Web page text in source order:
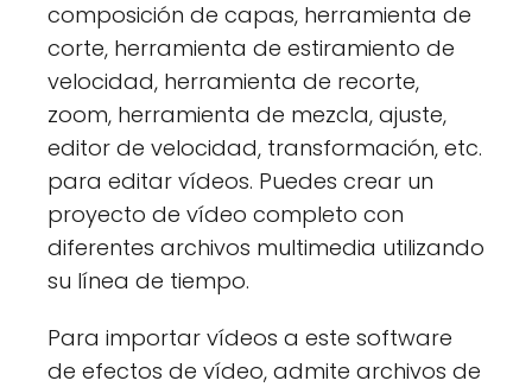
composición de capas, herramienta de
corte, herramienta de estiramiento de
velocidad, herramienta de recorte,
zoom, herramienta de mezcla, ajuste,
editor de velocidad, transformación, etc.
para editar vídeos. Puedes crear un
proyecto de vídeo completo con
diferentes archivos multimedia utilizando
su línea de tiempo.
Para importar vídeos a este software
de efectos de vídeo, admite archivos de